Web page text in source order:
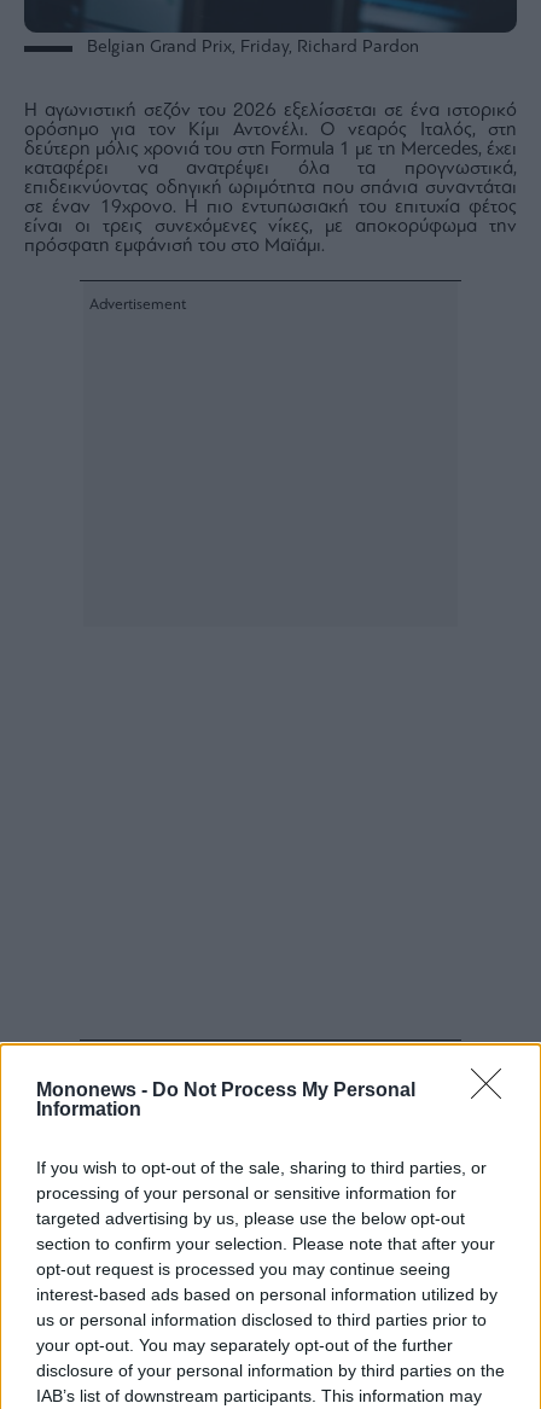
Mononews - Do Not Process My Personal
Information
If you wish to opt-out of the sale, sharing to third parties, or
processing of your personal or sensitive information for
targeted advertising by us, please use the below opt-out
section to confirm your selection. Please note that after your
opt-out request is processed you may continue seeing
interest-based ads based on personal information utilized by
us or personal information disclosed to third parties prior to
your opt-out. You may separately opt-out of the further
disclosure of your personal information by third parties on the
IAB’s list of downstream participants. This information may
Belgian Grand Prix, Friday, Richard Pardon
Η αγωνιστική σεζόν του 2026 εξελίσσεται σε ένα ιστορικό
ορόσημο για τον Κίμι Αντονέλι. Ο νεαρός Ιταλός, στη
δεύτερη μόλις χρονιά του στη Formula 1 με τη Mercedes, έχει
καταφέρει να ανατρέψει όλα τα προγνωστικά,
επιδεικνύοντας οδηγική ωριμότητα που σπάνια συναντάται
σε έναν 19χρονο. Η πιο εντυπωσιακή του επιτυχία φέτος
είναι οι τρεις συνεχόμενες νίκες, με αποκορύφωμα την
πρόσφατη εμφάνισή του στο Μαϊάμι.
Αυτά τα αποτελέσματα τον εκτόξευσαν στην κορυφή της
βαθμολογίας, καθιστώντας τον νεότερο πρωτοπόρο του
πνευματική διαύγεια να διαχειρίζεται τον ρόλο του ηγέτη σε
μια ομάδα παγκόσμιου βεληνεκούς. Ο Αντονέλι δεν είναι
απλώς ένα υποσχόμενο ταλέντο, αλλά η νέα
πραγματικότητα της Formula 1.